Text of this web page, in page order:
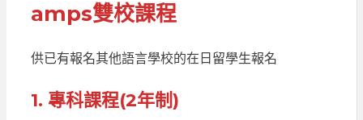
amps雙校課程
供已有報名其他語言學校的在日留學生報名
1. 專科課程(2年制)